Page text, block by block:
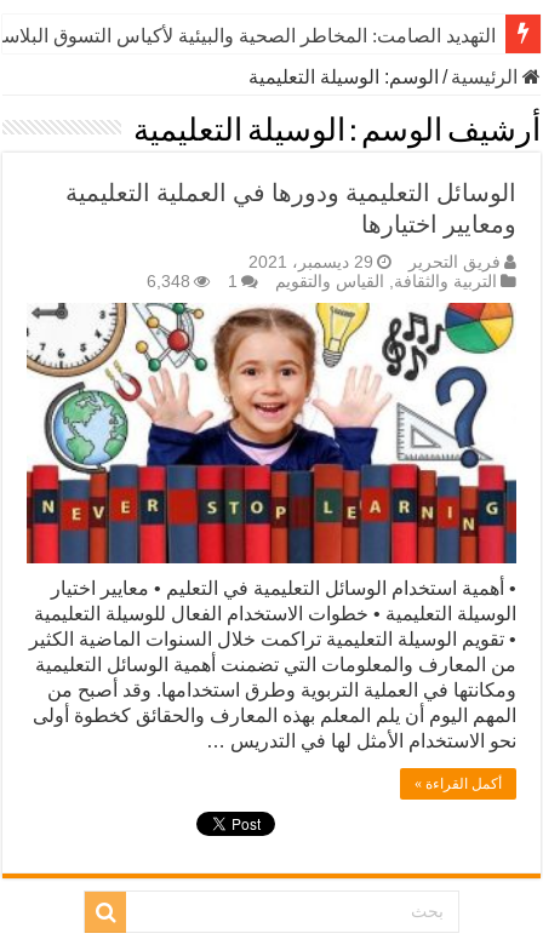
التهديد الصامت: المخاطر الصحية والبيئية لأكياس التسوق
الرئيسية/ الوسم: الوسيلة التعليمية
أرشيف الوسم : الوسيلة التعليمية
الوسائل التعليمية ودورها في العملية التعليمية
ومعايير اختيارها
فريق التحرير
29 ديسمبر، 2021
التربية والثقافة, القياس والتقويم 1
6,348
• أهمية استخدام الوسائل التعليمية في التعليم • معايير اختيار
الوسيلة التعليمية • خطوات الاستخدام الفعال للوسيلة التعليمية
• تقويم الوسيلة التعليمية تراكمت خلال السنوات الماضية الكثير
من المعارف والمعلومات التي تضمنت أهمية الوسائل التعليمية
ومكانتها في العملية التربوية وطرق استخدامها. وقد أصبح من
المهم اليوم أن يلم المعلم بهذه المعارف والحقائق كخطوة أولى
نحو الاستخدام الأمثل لها في التدريس …
أكمل القراءة »